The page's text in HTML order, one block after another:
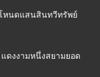
หนดแสนสินทวีทรัพย์
ดงงามหนึ่งสยามยอด